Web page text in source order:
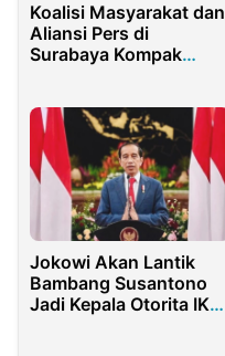
Koalisi Masyarakat dan
Aliansi Pers di
Surabaya Kompak
Jokowi Akan Lantik
Bambang Susantono
Jadi Kepala Otorita IKN